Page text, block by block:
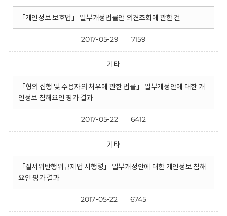
「개인정보 보호법」 일부개정법률안 의견조회에 관한 건
2017-05-29 7159
기타
「형의 집행 및 수용자의 처우에 관한 법률」 일부개정안에 대한 개
인정보 침해요인 평가 결과
2017-05-22 6412
기타
「질서위반행위규제법 시행령」 일부개정안에 대한 개인정보 침해
요인 평가 결과
2017-05-22 6745